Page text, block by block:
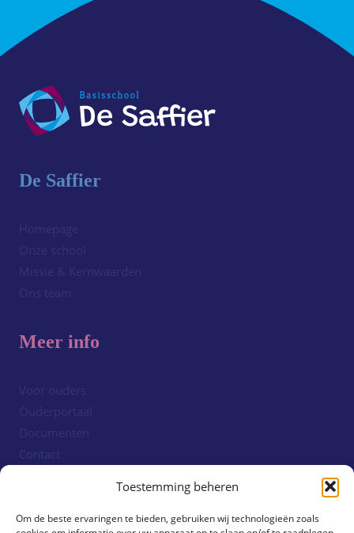
Toestemming beheren
Om de beste ervaringen te bieden, gebruiken wij technologieën zoals
De Saffier
Homepage
Onze school
Missie & Kernwaarden
Meer info
Voor ouders
Ouderportaal
Documenten
Contact
Volg ons!